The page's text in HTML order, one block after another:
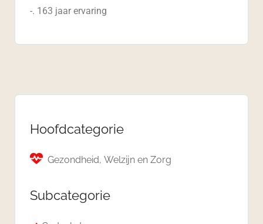
-. 163 jaar ervaring
Hoofdcategorie
Gezondheid, Welzijn en Zorg
Subcategorie